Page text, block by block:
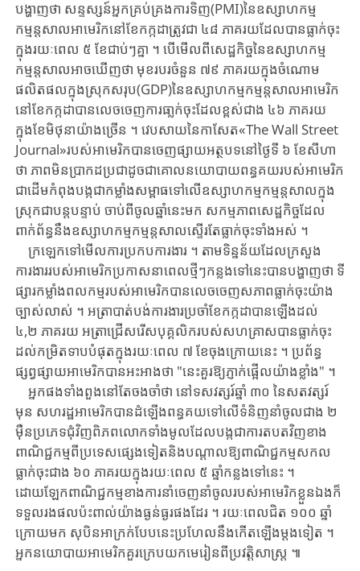
បង្ហាញថា ​សន្ទស្សន៍អ្នកគ្រប់គ្រងការទិញ(PMI)នៃ​ឧស្សាហកម្ម​
កម្មន្តសាល​អាមេរិក​នៅខែកក្កដា​ត្រូវជា ​៤៨ ​ភាគរយ​ដែល​បានធ្លាក់ចុះ​
ក្នុង​រយៈ​ពេល ​៥ ​ខែជាប់ៗគ្នា ​។ ​បើមើលពី​សេដ្ឋកិច្ច​នៃ​ឧស្សាហកម្ម​
កម្មន្តសាល​អាច​ឃើញ​ថា ​មុខ​របរ​ចំនួន ​៧៩ ​ភាគ​រយ​ក្នុង​ចំណោម​
ផលិតផលក្នុងស្រុកសរុប(GDP)​នៃ​ឧស្សាហកម្ម​កម្ម​ន្តសាល​អាមេរិក​
នៅខែកក្កដា​បានលេចចេញ​ការ​ធា្លក់ចុះ​ដែល​ខ្ពស់ជាង ​៤៦ ​ភាគរយ​
ក្នុងខែមិថុនា​យ៉ាង​ច្រើន ​។ ​វេបសាយនៃកាសែត«The ​Wall ​Street ​
Journal»​របស់អាមេរិក​បាន​ចេញផ្សាយ​អត្ថបទ​នៅ​ថ្ងៃទី ​៦ ​ខែសីហា​
ថា ​ភាពមិនប្រាកដប្រជា​ដូចជា​គោលនយោបាយពន្ធគយ​របស់​អាមេរិក​
ជាដើម​កំពុង​បង្កជាកម្លាំងសម្ពាធទៅលើ​ឧស្សាហកម្មកម្មន្តសាលក្នុង
ស្រុក​ជាបន្ត​បន្ទាប់ ​ចាប់ពីចូលឆ្នាំនេះមក ​សកម្មភាពសេដ្ឋកិច្ចដែល​
ពាក់ព័ន្ធ​នឹង​ឧស្សាហកម្ម​កម្មន្ត​សាល​ស្ទើរតែ​ធ្លាក់ចុះ​ទាំង​អស់ ​។
ក្រឡេកទៅមើលការប្រកបការងារ ​។ ​តាមទិន្នន័យ​ដែល​ក្រសួង
ការងារ​របស់​អាមេរិក​ប្រកាស​នា​ពេលថ្មីៗ​កន្លងទៅនេះ​បាន​បង្ហាញថា ​ទី
ផ្សារកម្លាំងពលកម្ម​របស់​អាមេរិក​បាន​លេច​ចេញ​សភាពធ្លាក់ចុះយ៉ាង
ច្បាស់លាស់ ​។ ​អត្រាបាត់បង់ការងារ​ប្រចាំ​ខែកក្កដា​បាន​ឡើង​ដល់ ​
៤,២ ​ភាគរយ ​អត្រាជ្រើសរើសបុគ្គលិករបស់សហគ្រាស​បានធ្លាក់ចុះ
ដល់​កម្រិត​ទាប​បំផុត​ក្នុងរយៈពេល ​៧ ​ខែចុងក្រោយនេះ ​។ ​ប្រព័ន្ធ
ផ្សព្វផ្សាយអាមេរិកបានអះអាងថា ​"នេះ​គួរឱ្យភ្ញាក់ផ្អើល​យ៉ាងខ្លាំង" ​។
អ្នកផងទាំងពួងនៅតែចងចាំថា ​នៅទសវត្សរ៍​ឆ្នាំ ​៣០ ​នៃ​សតវត្សរ៍
មុន ​សហរដ្ឋអាមេរិក​បាន​ដំឡើង​ពន្ធគយ​ទៅ​លើ​ទំនិញ​នាំចូល​ជាង ​២ ​
ម៉ឺន​ប្រភេទ​ជុំវិញ​ពិភពលោកទាំងមូល​ដែល​បង្កជា​ការតបតវិញ​ខាង​
ពាណិជ្ជកម្ម​ពី​ប្រទេសផ្សេងទៀត​និង​បណ្តាលឱ្យ​ពាណិជ្ជកម្ម​សកល​
ធ្លាក់ចុះ​ជាង ​៦០ ​ភាគរយ​ក្នុងរយៈពេល ​៥ ​ឆ្នាំកន្លងទៅនេះ ​។ ​
ដោយឡែក​ពាណិជ្ជកម្ម​ខាង​ការ​នាំ​ចេញ​នាំចូល​របស់​អាមេរិកខ្លួនឯង​ក៏​
ទទួលរងផលប៉ះពាល់​យ៉ាង​ធ្ងន់​ធ្ងរ​ផង​ដែរ ​។ ​រយៈពេល​ជិត ​១០០ ​ឆ្នាំ​
ក្រោយមក ​សុបិនអាក្រក់​បែបនេះ​ប្រហែល​នឹង​កើត​ឡើង​ម្តងទៀត ​។ ​
អ្នកនយោបាយ​អាមេរិក​គួរ​ក្រេបយក​មេរៀន​ពីប្រវត្តិសាស្ត្រ ​៕​